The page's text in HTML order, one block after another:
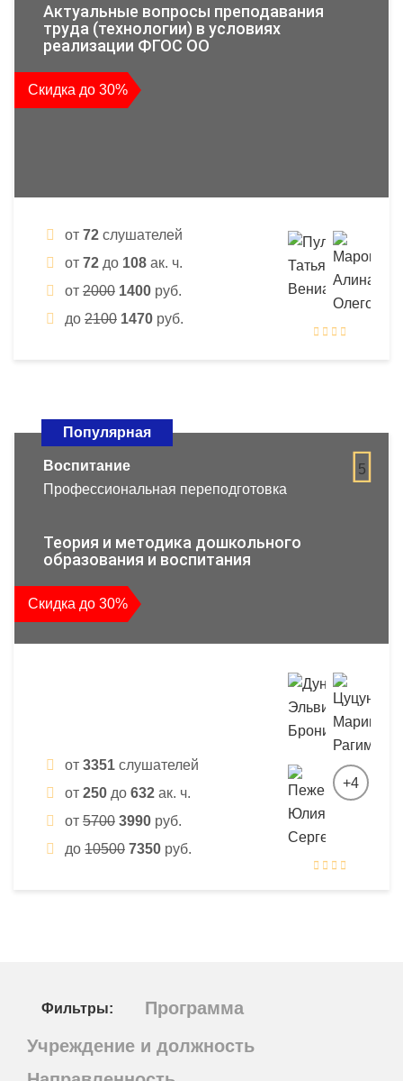
Актуальные вопросы преподавания
труда (технологии) в условиях
реализации ФГОС ОО
Скидка до 30%
от 72 слушателей
от 72 до 108 ак. ч.
от 2000 1400 руб.
до 2100 1470 руб.
Популярная
5
Воспитание
Профессиональная переподготовка
Теория и методика дошкольного
образования и воспитания
Скидка до 30%
от 3351 слушателей
от 250 до 632 ак. ч.
от 5700 3990 руб.
до 10500 7350 руб.
+4
Фильтры:
Программа
Учреждение и должность